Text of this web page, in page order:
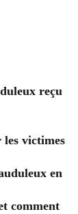
reçu
les victimes
en
comment